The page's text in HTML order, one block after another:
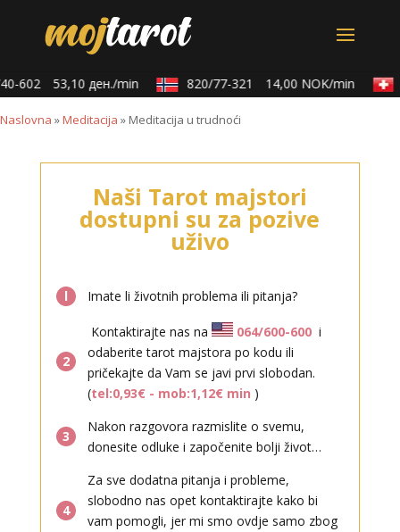
602 53,10 ден./min 820/77-321 14,00 NOK/min
Naslovna »Meditacija » Meditacija u trudnoći
Naši Tarot majstori
dostupni su za pozive
uživo
l Imate li životnih problema ili pitanja?
2
Kontaktirajte nas na 064/600-600 i
odaberite tarot majstora po kodu ili
pričekajte da Vam se javi prvi slobodan.
(tel:0,93€ - mob:1,12€ min )
3
Nakon razgovora razmislite o svemu,
donesite odluke i započenite bolji život…
4
Za sve dodatna pitanja i probleme,
slobodno nas opet kontaktirajte kako bi
vam pomogli, jer mi smo ovdje samo zbog